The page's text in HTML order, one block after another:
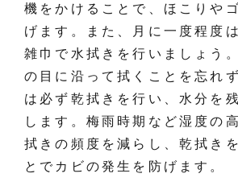
機をかけることで、ほこりや
げます。また、月に一度程度
雑巾で水拭きを行いましょう
の目に沿って拭くことを忘れ
は必ず乾拭きを行い、水分を
します。梅雨時期など湿度の
拭きの頻度を減らし、乾拭き
とでカビの発生を防げます。